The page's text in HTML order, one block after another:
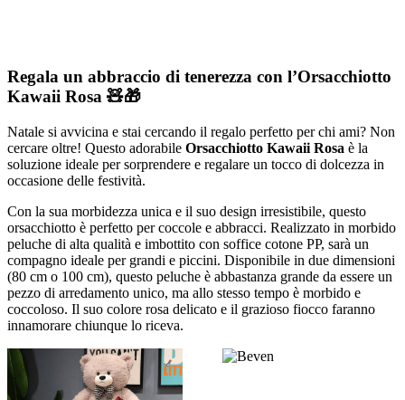
Regala un abbraccio di tenerezza con l’Orsacchiotto
Kawaii Rosa 🧸🎁
Natale si avvicina e stai cercando il regalo perfetto per chi ami? Non
cercare oltre! Questo adorabile Orsacchiotto Kawaii Rosa è la
soluzione ideale per sorprendere e regalare un tocco di dolcezza in
occasione delle festività.
Con la sua morbidezza unica e il suo design irresistibile, questo
orsacchiotto è perfetto per coccole e abbracci. Realizzato in morbido
peluche di alta qualità e imbottito con soffice cotone PP, sarà un
compagno ideale per grandi e piccini. Disponibile in due dimensioni
(80 cm o 100 cm), questo peluche è abbastanza grande da essere un
pezzo di arredamento unico, ma allo stesso tempo è morbido e
coccoloso. Il suo colore rosa delicato e il grazioso fiocco faranno
innamorare chiunque lo riceva.